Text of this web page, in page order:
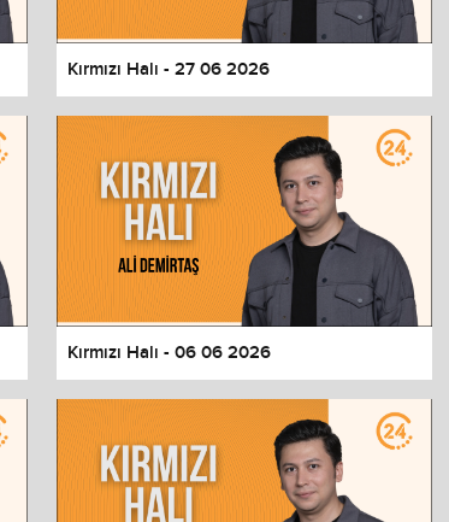
Kırmızı Halı - 27 06 2026
Kırmızı Halı - 06 06 2026